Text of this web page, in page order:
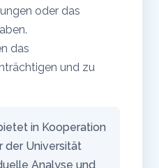
oder das
das
und zu
in Kooperation
der Universität
Analyse und